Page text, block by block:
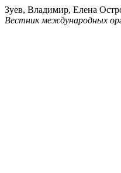
Зуев, Владимир, Елена
Вестник международных